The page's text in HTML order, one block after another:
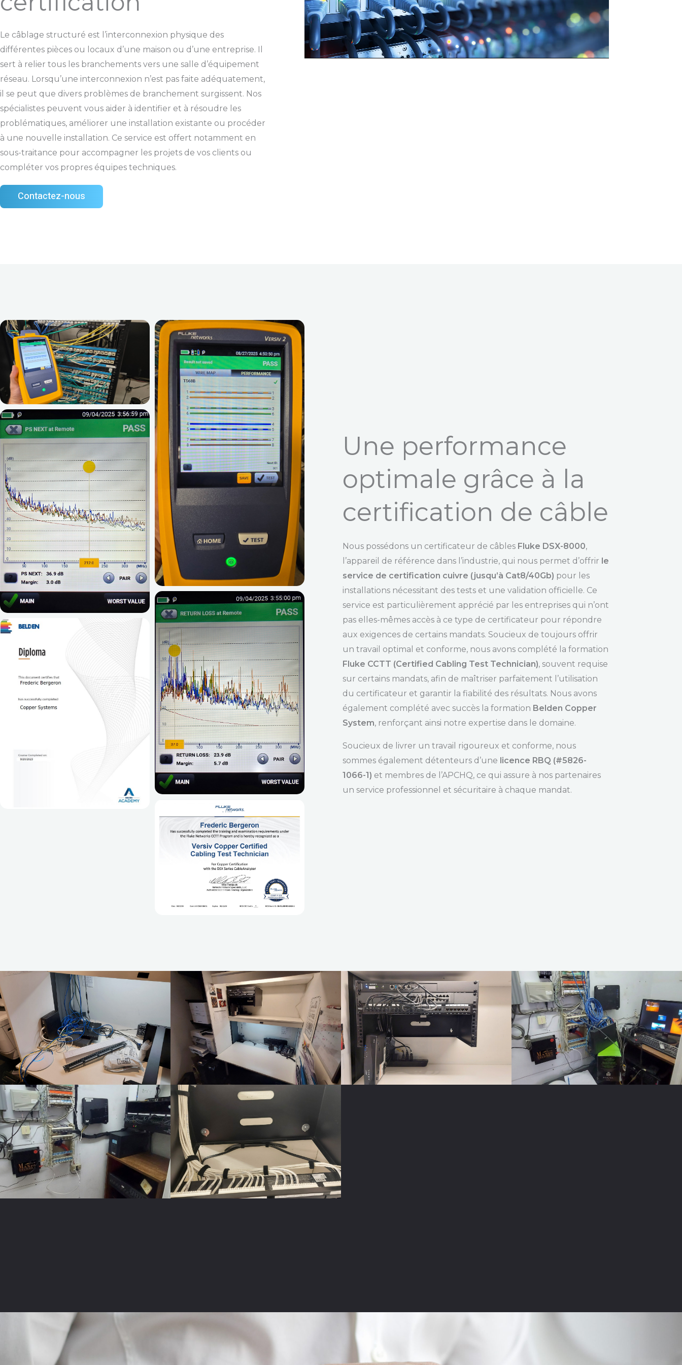
Le câblage structuré est l’interconnexion physique des
différentes pièces ou locaux d’une maison ou d’une entreprise. Il
sert à relier tous les branchements vers une salle d’équipement
réseau. Lorsqu’une interconnexion n’est pas faite adéquatement,
il se peut que divers problèmes de branchement surgissent. Nos
spécialistes peuvent vous aider à identifier et à résoudre les
problématiques, améliorer une installation existante ou procéder
à une nouvelle installation. Ce service est offert notamment en
sous-traitance pour accompagner les projets de vos clients ou
compléter vos propres équipes techniques.
Contactez-nous
Une performance
optimale grâce à la
certification de câble
Nous possédons un certificateur de câbles Fluke DSX-8000,
l’appareil de référence dans l’industrie, qui nous permet d’offrir le
service de certification cuivre (jusqu’à Cat8/40Gb) pour les
installations nécessitant des tests et une validation officielle. Ce
service est particulièrement apprécié par les entreprises qui n’ont
pas elles-mêmes accès à ce type de certificateur pour répondre
aux exigences de certains mandats. Soucieux de toujours offrir
un travail optimal et conforme, nous avons complété la formation
Fluke CCTT (Certified Cabling Test Technician), souvent requise
sur certains mandats, afin de maîtriser parfaitement l’utilisation
du certificateur et garantir la fiabilité des résultats. Nous avons
également complété avec succès la formation Belden Copper
System, renforçant ainsi notre expertise dans le domaine.
Soucieux de livrer un travail rigoureux et conforme, nous
sommes également détenteurs d’une licence RBQ (#5826-
1066-1) et membres de l’APCHQ, ce qui assure à nos partenaires
un service professionnel et sécuritaire à chaque mandat.